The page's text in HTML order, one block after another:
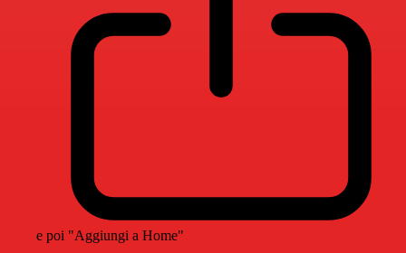
e poi "Aggiungi a Home"